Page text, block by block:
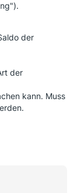
der
der
kann. Muss